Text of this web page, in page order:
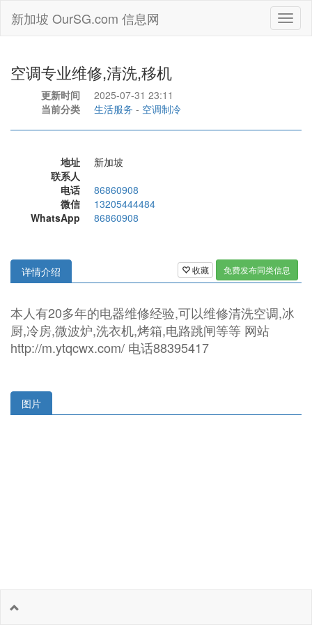
新加坡 OurSG.com 信息网
空调专业维修,清洗,移机
更新时间
2025-07-31 23:11
当前分类
生活服务 - 空调制冷
地址
新加坡
联系人
电话
86860908
微信
13205444484
WhatsApp
86860908
收藏 免费发布同类信息
详情介绍
本人有20多年的电器维修经验,可以维修清洗空调,冰
厨,冷房,微波炉,洗衣机,烤箱,电路跳闸等等 网站
http://m.ytqcwx.com/ 电话88395417
图片